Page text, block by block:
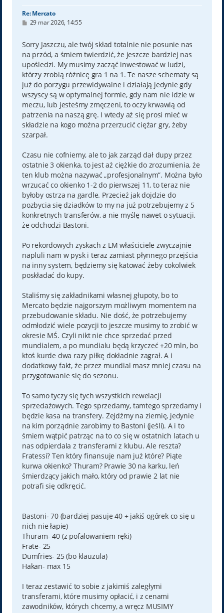
Re: Mercato
P
t
29 mar 2026, 14:55
Sorry Jaszczu, ale twój skład totalnie nie posunie nas
na przód, a śmiem twierdzić, że jeszcze bardziej nas
upośledzi. My musimy zacząć inwestować w ludzi,
którzy zrobią różnicę gra 1 na 1. Te nasze schematy są
już do porzygu przewidywalne i działają jedynie gdy
wszyscy są w optymalnej formie, gdy nam nie idzie w
meczu, lub jesteśmy zmęczeni, to oczy krwawią od
patrzenia na naszą grę. I wtedy aż się prosi mieć w
składzie na kogo można przerzucić ciężar gry, żeby
szarpał.
Czasu nie cofniemy, ale to jak zarząd dał dupy przez
ostatnie 3 okienka, to jest aż ciężkie do zrozumienia, że
ten klub można nazywać „profesjonalnym”. Można było
wrzucać co okienko 1-2 do pierwszej 11, to teraz nie
byłoby ostrza na gardle. Przecież jak dojdzie do
pozbycia się dziadków to my na już potrzebujemy z 5
konkretnych transferów, a nie myślę nawet o sytuacji,
że odchodzi Bastoni.
Po rekordowych zyskach z LM właściciele zwyczajnie
napluli nam w pysk i teraz zamiast płynnego przejścia
na inny system, będziemy się katować żeby cokolwiek
poskładać do kupy.
Staliśmy się zakładnikami własnej głupoty, bo to
Mercato będzie najgorszym możliwym momentem na
przebudowanie składu. Nie dość, że potrzebujemy
odmłodzić wiele pozycji to jeszcze musimy to zrobić w
okresie MŚ. Czyli nikt nie chce sprzedać przed
mundialem, a po mundialu będą krzyczeć +20 mln, bo
ktoś kurde dwa razy piłkę dokładnie zagrał. A i
dodatkowy fakt, że przez mundial masz mniej czasu na
przygotowanie się do sezonu.
To samo tyczy się tych wszystkich rewelacji
sprzedażowych. Tego sprzedamy, tamtego sprzedamy i
będzie kasa na transfery. Zejdźmy na ziemię, jedynie
na kim porządnie zarobimy to Bastoni (jeśli). A i to
śmiem wątpić patrząc na to co się w ostatnich latach u
nas odpierdala z transferami z klubu. Ale reszta?
Fratessi? Ten który finansuje nam już które? Piąte
kurwa okienko? Thuram? Prawie 30 na karku, leń
śmierdzący jakich mało, który od prawie 2 lat nie
potrafi się odkręcić.
Bastoni- 70 (bardziej pasuje 40 + jakiś ogórek co się u
nich nie łapie)
Thuram- 40 (z pofalowaniem ręki)
Frate- 25
Dumfries- 25 (bo klauzula)
Hakan- max 15
I teraz zestawić to sobie z jakimiś zaległymi
transferami, które musimy opłacić, i z cenami
zawodników, których chcemy, a wręcz MUSIMY